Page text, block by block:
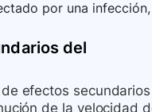
por una
del
efectos
de la velocidad